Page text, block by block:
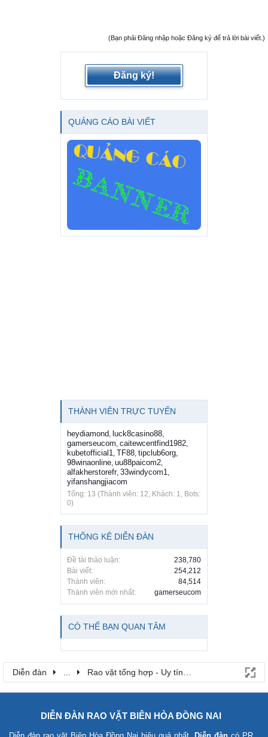
(Bạn phải Đăng nhập hoặc Đăng ký để trả lời bài viết.)
Đăng ký!
QUẢNG CÁO BÀI VIẾT
THÀNH VIÊN TRỰC TUYẾN
heydiamond luck8casino88
gamerseucom caitewcentfind1982
kubetofficial1 TF88 tipclub6org
98winaonline uu88paicom2
alfakherstorefr, 33windycom1
yifanshangjiacom
Tổng: 13 (Thành viên: 12, Khách: 1, Bots:
0)
THỐNG KÊ DIỄN ĐÀN
Đề tài thảo luận:
238,780
Bài viết:
254,212
Thành viên:
84,514
Thành viên mới nhất:
gamerseucom
CÓ THỂ BẠN QUAN TÂM
Diễn đàn Rao vặt tổng hợp - Uy tín - Miễn phí
DIỄN ĐÀN RAO VẶT BIÊN HÒA ĐỒNG NAI